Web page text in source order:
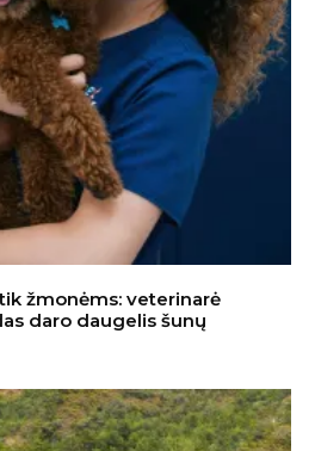
žmonėms: veterinarė
daro daugelis šunų